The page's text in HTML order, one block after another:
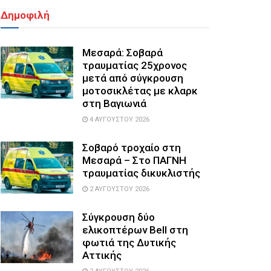
Δημοφιλή
Μεσαρά: Σοβαρά
τραυματίας 25χρονος
μετά από σύγκρουση
μοτοσικλέτας με κλαρκ
στη Βαγιωνιά
4 ΑΥΓΟΎΣΤΟΥ 2026
Σοβαρό τροχαίο στη
Μεσαρά – Στο ΠΑΓΝΗ
τραυματίας δικυκλιστής
2 ΑΥΓΟΎΣΤΟΥ 2026
Σύγκρουση δύο
ελικοπτέρων Bell στη
φωτιά της Δυτικής
Αττικής